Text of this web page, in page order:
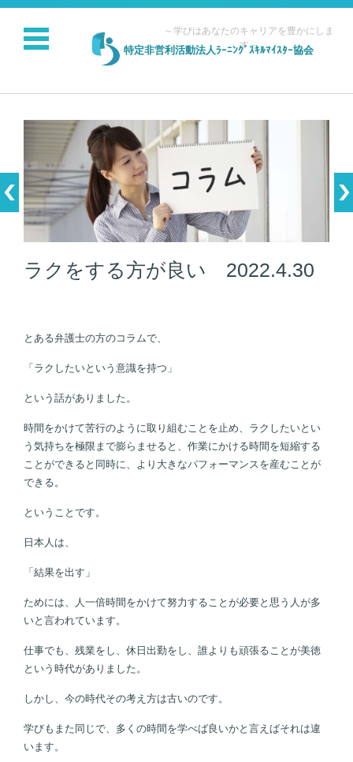
特定非営利活動法人ﾗｰﾆﾝｸﾞｽｷﾙﾏｲｽﾀｰ協会
～学びはあなたのキャリアを豊かにしま
す～
コンテンツに移動
ラクをする方が良い 2022.4.30
とある弁護士の方のコラムで、
「ラクしたいという意識を持つ」
という話がありました。
時間をかけて苦行のように取り組むことを止め、ラクしたいとい
う気持ちを極限まで膨らませると、作業にかける時間を短縮する
ことができると同時に、より大きなパフォーマンスを産むことが
できる。
ということです。
日本人は、
「結果を出す」
ためには、人一倍時間をかけて努力することが必要と思う人が多
いと言われています。
仕事でも、残業をし、休日出勤をし、誰よりも頑張ることが美徳
という時代がありました。
しかし、今の時代その考え方は古いのです。
学びもまた同じで、多くの時間を学べば良いかと言えばそれは違
います。